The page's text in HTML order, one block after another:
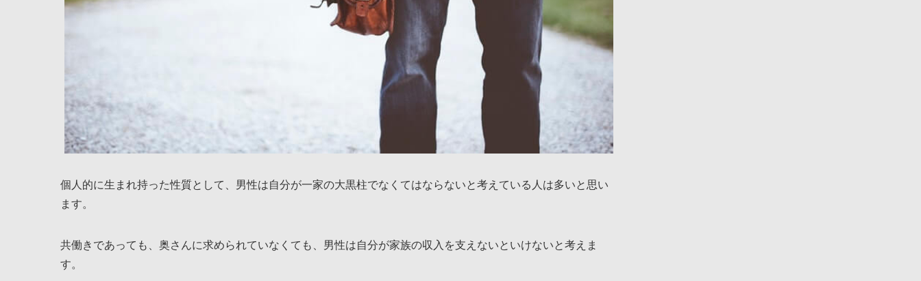
個人的に生まれ持った性質として、男性は自分が一家の大黒柱でなくてはならないと考えている人は多いと思い
ます。
共働きであっても、奥さんに求められていなくても、男性は自分が家族の収入を支えないといけないと考えま
す。